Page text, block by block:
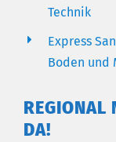
Technik
Express
Boden und
REGIONAL
DA!